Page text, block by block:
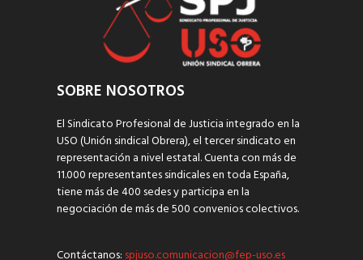
SOBRE NOSOTROS
El Sindicato Profesional de Justicia integrado en la
USO (Unión sindical Obrera), el tercer sindicato en
representación a nivel estatal. Cuenta con más de
11.000 representantes sindicales en toda España,
tiene más de 400 sedes y participa en la
negociación de más de 500 convenios colectivos.
Contáctanos: spjuso.comunicacion@fep-uso.es